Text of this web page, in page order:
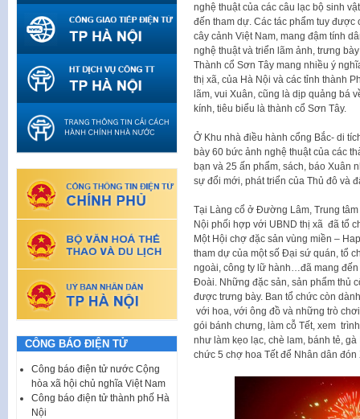
nghệ thuật của các câu lạc bộ sinh
đến tham dự. Các tác phẩm tuy
cây cảnh Việt Nam, mang đậm tính
nghệ thuật và triển lãm ảnh, trưng
Thành cổ Sơn Tây mang nhiều ý
thị xã, của Hà Nội và các tỉnh thành
lãm, vui Xuân, cũng là dịp quảng bá
kính, tiêu biểu là thành cổ Sơn Tây.
Ở Khu nhà điều hành cổng Bắc- di
bày 60 bức ảnh nghệ thuật của các
bạn và 25 ấn phẩm, sách, báo Xuân
sự đổi mới, phát triển của Thủ đô và
Tại Làng cổ ở Đường Lâm, Trung
Nội phối hợp với UBND thị xã đã tổ
Một Hội chợ đặc sản vùng miền –
tham dự của một số Đại sứ quán, tổ
ngoài, công ty lữ hành…đã mang
Đoài. Những đặc sản, sản phẩm thủ
được trưng bày. Ban tổ chức còn
với hoa, với ông đồ và những trò
gói bánh chưng, làm cỗ Tết, xem
như làm kẹo lạc, chè lam, bánh tẻ,
chức 5 chợ hoa Tết để Nhân dân đón
CÔNG BÁO ĐIỆN TỬ
Công báo điện tử nước Cộng
hòa xã hội chủ nghĩa Việt Nam
Công báo điện tử thành phố Hà
Nội